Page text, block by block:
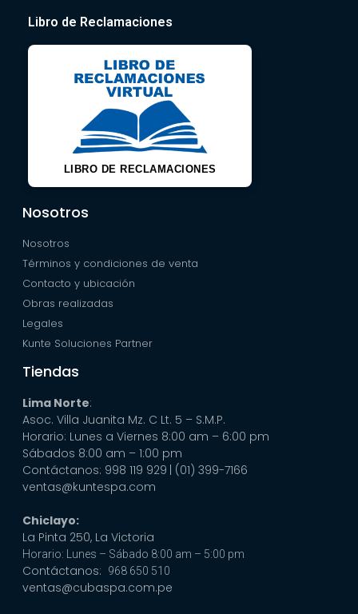
Libro de Reclamaciones
LIBRO DE RECLAMACIONES
Nosotros
Nosotros
Términos y condiciones de venta
Contacto y ubicación
Obras realizadas
Legales
Kunte Soluciones Partner
Tiendas
Lima Norte:
Asoc. Villa Juanita Mz. C Lt. 5 – S.M.P.
Horario: Lunes a Viernes 8:00 am – 6:00 pm
Sábados 8:00 am – 1:00 pm
Contáctanos: 998 119 929 | (01) 399-7166
ventas@kuntespa.com
Chiclayo:
La Pinta 250, La Victoria
Horario: Lunes – Sábado 8:00 am – 5:00 pm
Contáctanos: 968 650 510
ventas@cubaspa.com.pe